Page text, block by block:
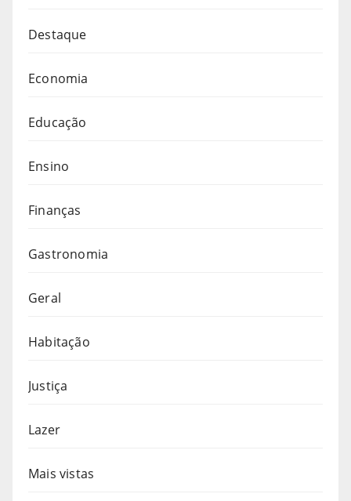
Destaque
Economia
Educação
Ensino
Finanças
Gastronomia
Geral
Habitação
Justiça
Lazer
Mais vistas